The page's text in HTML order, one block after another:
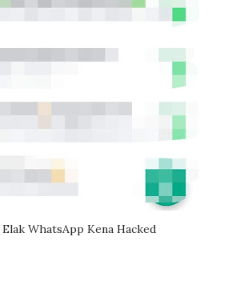
Elak WhatsApp Kena Hacked